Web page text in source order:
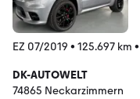
EZ 07/2019 • 125.697 km •
DK-AUTOWELT
74865 Neckarzimmern